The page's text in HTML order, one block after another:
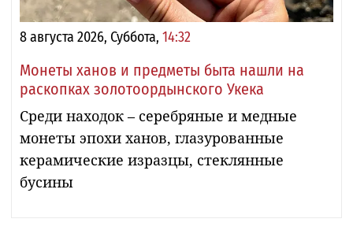
8 августа 2026, Суббота, 14:32
Монеты ханов и предметы быта нашли на
раскопках золотоордынского Укека
Среди находок – серебряные и медные
монеты эпохи ханов, глазурованные
керамические изразцы, стеклянные
бусины